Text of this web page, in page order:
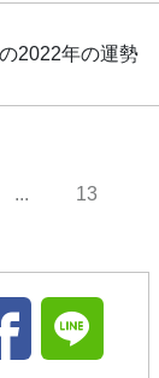
2022年の運勢
... 13